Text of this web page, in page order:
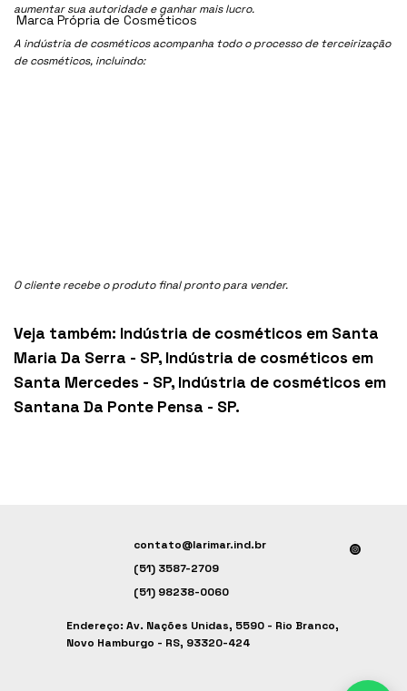
aumentar sua autoridade e ganhar mais lucro.
A indústria de cosméticos acompanha todo o processo de terceirização
de cosméticos, incluindo:
O cliente recebe o produto final pronto para vender.
Veja também: Indústria de cosméticos em Santa
Maria Da Serra - SP, Indústria de cosméticos em
Santa Mercedes - SP, Indústria de cosméticos em
Santana Da Ponte Pensa - SP.
Marca Própria de Cosméticos
contato@larimar.ind.br
(51) 3587-2709
(51) 98238-0060
Endereço: Av. Nações Unidas, 5590 - Rio Branco,
Novo Hamburgo - RS, 93320-424